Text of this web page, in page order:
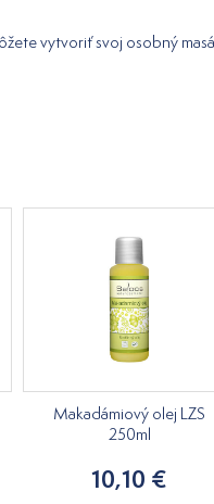
vytvoriť svoj osobný
Makadámiový olej LZS
250ml
10,10 €